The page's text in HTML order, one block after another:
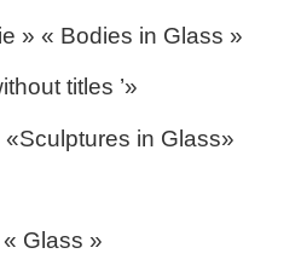
» « Bodies in Glass »
titles ’»
in Glass»
Glass »